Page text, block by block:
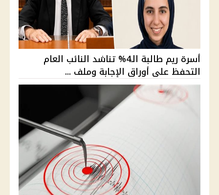
أسرة ريم طالبة الـ4% تناشد النائب العام
التحفظ على أوراق الإجابة وملف ...